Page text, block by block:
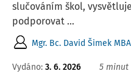
slučováním škol,
podporovat ...
Mgr. Bc. David Šimek MBA
Vydáno: 3. 6. 2026 5 minut